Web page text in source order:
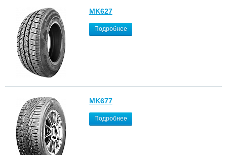
MK627
Подробнее
MK677
Подробнее